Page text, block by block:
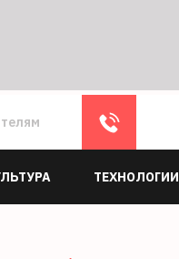
ТЕХНОЛОГИИ